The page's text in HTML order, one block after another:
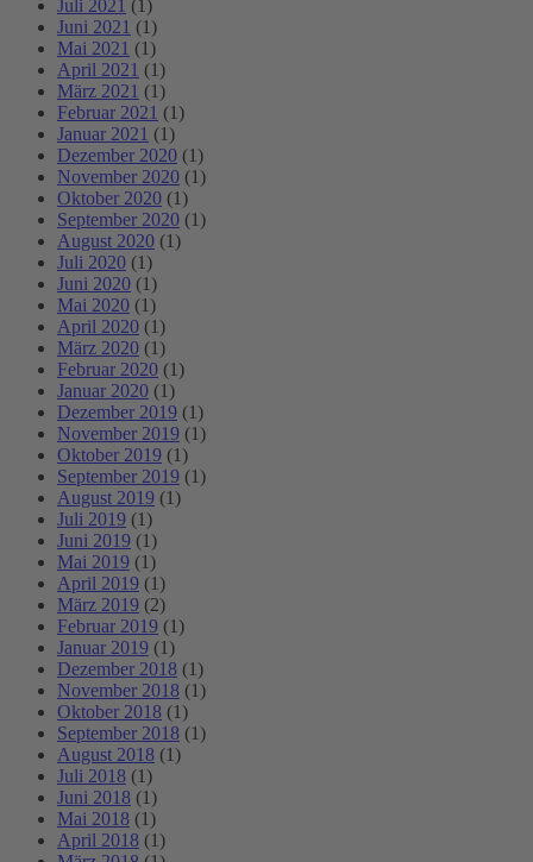
Juli 2021 (1)
Juni 2021 (1)
Mai 2021 (1)
April 2021 (1)
März 2021 (1)
Februar 2021 (1)
Januar 2021 (1)
Dezember 2020 (1)
November 2020 (1)
Oktober 2020 (1)
September 2020 (1)
August 2020 (1)
Juli 2020 (1)
Juni 2020 (1)
Mai 2020 (1)
April 2020 (1)
März 2020 (1)
Februar 2020 (1)
Januar 2020 (1)
Dezember 2019 (1)
November 2019 (1)
Oktober 2019 (1)
September 2019 (1)
August 2019 (1)
Juli 2019 (1)
Juni 2019 (1)
Mai 2019 (1)
April 2019 (1)
März 2019 (2)
Februar 2019 (1)
Januar 2019 (1)
Dezember 2018 (1)
November 2018 (1)
Oktober 2018 (1)
September 2018 (1)
August 2018 (1)
Juli 2018 (1)
Juni 2018 (1)
Mai 2018 (1)
April 2018 (1)